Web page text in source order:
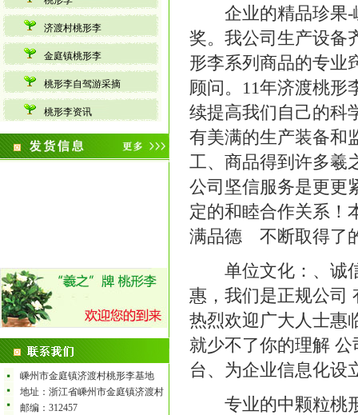
济渡村桃形李
金庭镇桃形李
桃形李自驾游采摘
桃形李资讯
嵊州市金庭镇济渡村桃形李基地
地址：浙江省嵊州市金庭镇济渡村
邮编：312457
企业的精品珍果-
奖。我公司生产设备
形李系列商品的专
顾问。11年济渡桃形
续提高我们自己的
有美满的生产装备和
工、商品得到许多羲
公司坚信服务是更更
定的和睦合作关系！
满品德 不断取得了
单位文化：、诚信
惠，我们是正规公司
热烈欢迎广大人士惠
就少不了你的理解
台、为企业信息化设
专业的中颗粒桃形